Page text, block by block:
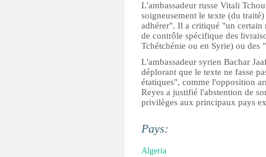
L'ambassadeur russe Vitali
soigneusement le texte (du
adhérer". Il a critiqué "un certain
de contrôle spécifique des
Tchétchénie ou en Syrie) ou des
L'ambassadeur syrien Bachar
déplorant que le texte ne fasse
étatiques", comme l'opposition
Reyes a justifié l'abstention de
privilèges aux principaux pays
Pays:
Algeria